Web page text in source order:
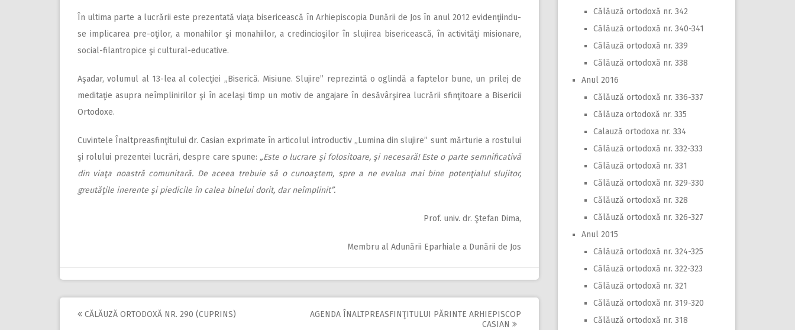
În ultima parte a lucrării este prezentată viaţa bisericească în Arhiepiscopia Dunării de Jos în anul 2012 evidenţiindu-
se implicarea pre-oţilor, a monahilor şi monahiilor, a credincioşilor în slujirea bisericească, în activităţi misionare,
social-filantropice şi cultural-educative.
Aşadar, volumul al 13-lea al colecţiei „Biserică. Misiune. Slujire” reprezintă o oglindă a faptelor bune, un prilej de
meditaţie asupra neîmplinirilor şi în acelaşi timp un motiv de angajare în desăvârşirea lucrării sfinţitoare a Bisericii
Ortodoxe.
Cuvintele Înaltpreasfinţitului dr. Casian exprimate în articolul introductiv „Lumina din slujire” sunt mărturie a rostului
şi rolului prezentei lucrări, despre care spune: „Este o lucrare şi folositoare, şi necesară! Este o parte semnificativă
din viaţa noastră comunitară. De aceea trebuie să o cunoaştem, spre a ne evalua mai bine potenţialul slujitor,
greutăţile inerente şi piedicile în calea binelui dorit, dar neîmplinit”.
Prof. univ. dr. Ştefan Dima,
Membru al Adunării Eparhiale a Dunării de Jos
CĂLĂUZĂ ORTODOXĂ NR. 290 (CUPRINS)
AGENDA ÎNALTPREASFINŢITULUI PĂRINTE ARHIEPISCOP
CASIAN
Călăuză ortodoxă nr. 342
Călăuză ortodoxă nr. 340-341
Călăuză ortodoxă nr. 339
Călăuză ortodoxă nr. 338
Anul 2016
Călăuză ortodoxă nr. 336-337
Călăuza ortodoxă nr. 335
Calauză ortodoxa nr. 334
Călăuză ortodoxă nr. 332-333
Călăuză ortodoxă nr. 331
Călăuză ortodoxă nr. 329-330
Călăuză ortodoxă nr. 328
Călăuză ortodoxă nr. 326-327
Anul 2015
Călăuză ortodoxă nr. 324-325
Călăuză ortodoxă nr. 322-323
Călăuză ortodoxă nr. 321
Călăuză ortodoxă nr. 319-320
Călăuză ortodoxă nr. 318